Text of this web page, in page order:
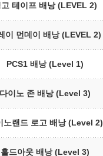
고 테이프 배낭 (LEVEL 2)
이 먼데이 배낭 (LEVEL 2)
PCS1 배낭 (Level 1)
다이노 존 배낭 (Level 3)
노랜드 로고 배낭 (Level 2)
홀드아웃 배낭 (Level 3)